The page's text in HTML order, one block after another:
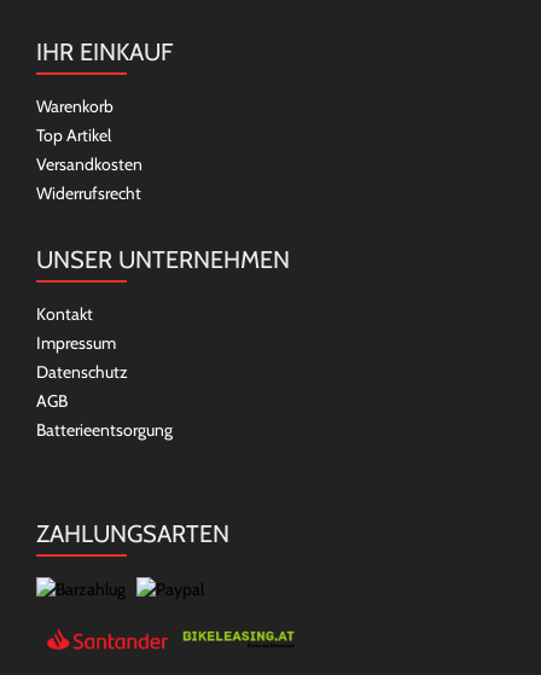
IHR EINKAUF
Warenkorb
Top Artikel
Versandkosten
Widerrufsrecht
UNSER UNTERNEHMEN
Kontakt
Impressum
Datenschutz
AGB
Batterieentsorgung
ZAHLUNGSARTEN